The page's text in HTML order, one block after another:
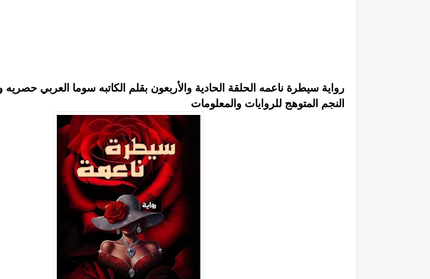
رواية سيطرة ناعمه الحلقة الحادية والأربعون بقلم الكاتبه سوما العربي
النجم المتوهج للروايات والمعلومات